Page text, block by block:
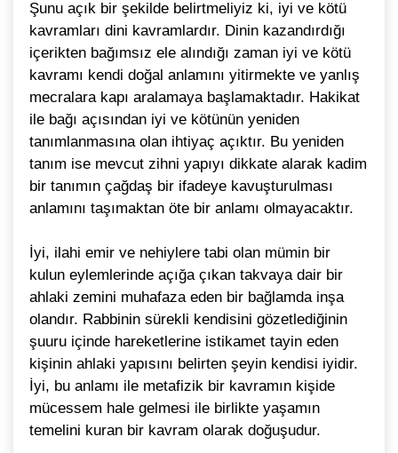
Şunu açık bir şekilde belirtmeliyiz ki, iyi ve kötü
kavramları dini kavramlardır. Dinin kazandırdığı
içerikten bağımsız ele alındığı zaman iyi ve kötü
kavramı kendi doğal anlamını yitirmekte ve yanlış
mecralara kapı aralamaya başlamaktadır. Hakikat
ile bağı açısından iyi ve kötünün yeniden
tanımlanmasına olan ihtiyaç açıktır. Bu yeniden
tanım ise mevcut zihni yapıyı dikkate alarak kadim
bir tanımın çağdaş bir ifadeye kavuşturulması
anlamını taşımaktan öte bir anlamı olmayacaktır.
İyi, ilahi emir ve nehiylere tabi olan mümin bir
kulun eylemlerinde açığa çıkan takvaya dair bir
ahlaki zemini muhafaza eden bir bağlamda inşa
olandır. Rabbinin sürekli kendisini gözetlediğinin
şuuru içinde hareketlerine istikamet tayin eden
kişinin ahlaki yapısını belirten şeyin kendisi iyidir.
İyi, bu anlamı ile metafizik bir kavramın kişide
mücessem hale gelmesi ile birlikte yaşamın
temelini kuran bir kavram olarak doğuşudur.